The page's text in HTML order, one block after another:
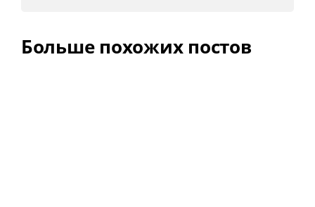
Больше похожих постов